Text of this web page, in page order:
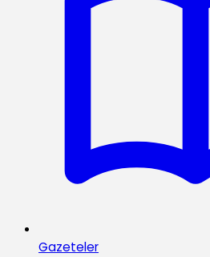
Gazeteler